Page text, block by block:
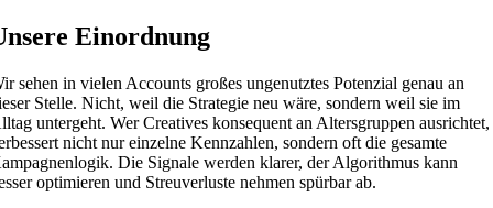
Einordnung
sehen in vielen Accounts großes ungenutztes Potenzial genau an
Stelle. Nicht, weil die Strategie neu wäre, sondern weil sie im
untergeht. Wer Creatives konsequent an Altersgruppen ausrichtet,
nicht nur einzelne Kennzahlen, sondern oft die gesamte
Die Signale werden klarer, der Algorithmus kann
optimieren und Streuverluste nehmen spürbar ab.